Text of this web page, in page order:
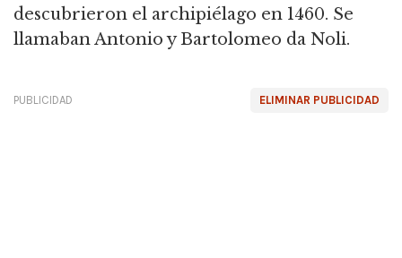
descubrieron el archipiélago en 1460. Se
llamaban Antonio y Bartolomeo da Noli.
ELIMINAR PUBLICIDAD
PUBLICIDAD